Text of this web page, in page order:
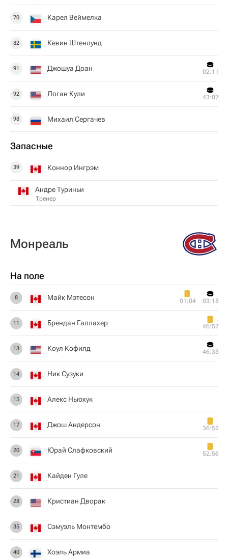
70 Карел Веймелка
82 Кевин Штенлунд
91 Джошуа Доан 02:11
92 Логан Кули 43:07
98 Михаил Сергачев
Запасные
39 Коннор Ингрэм
Андре Туриньи
Тренер
Монреаль
На поле
8 Майк Мэтесон 01:04 03:18
11 Брендан Галлахер 46:57
13 Коул Кофилд 46:33
14 Ник Сузуки
15 Алекс Ньюхук
17 Джош Андерсон 36:52
20 Юрай Слафковский 52:56
21 Кайден Гуле
28 Кристиан Дворак
35 Сэмуэль Монтембо
40 Хоэль Армиа